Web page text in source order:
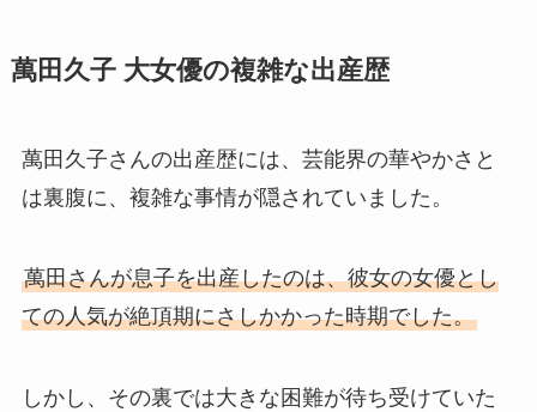
萬田久子 大女優の複雑な出産歴
萬田久子さんの出産歴には、芸能界の華やかさと
は裏腹に、複雑な事情が隠されていました。
萬田さんが息子を出産したのは、彼女の女優とし
ての人気が絶頂期にさしかかった時期でした。
しかし、その裏では大きな困難が待ち受けていた